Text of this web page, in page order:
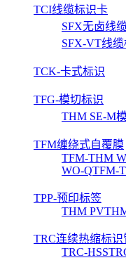
TCI线缆标识卡
SFX无卤线
SFX-VT线
TCK-卡式标识
TFG-模切标识
THM SE-M
TFM缠绕式自覆膜
TFM-THM
WO-QTFM-
TPP-预印标签
THM PV
TRC连续热缩标识
TRC-HSS